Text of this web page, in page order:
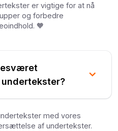
er vigtige for at nå
og forbedre
🧡
med vores
af undertekster.